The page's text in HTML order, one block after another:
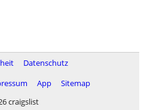
Datenschutz
App
Sitemap
craigslist